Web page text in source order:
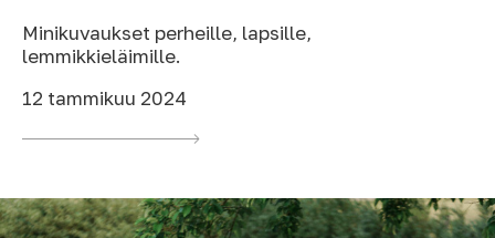
Minikuvaukset perheille, lapsille,
lemmikkieläimille.
12 tammikuu 2024